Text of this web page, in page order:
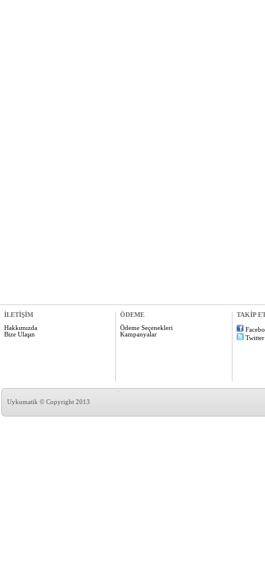
İLETİŞİM
Hakkımızda
Bize Ulaşın
ÖDEME
Ödeme Seçenekleri
Kampanyalar
TAKİP
Twitter
Uykumatik © Copyright 2013